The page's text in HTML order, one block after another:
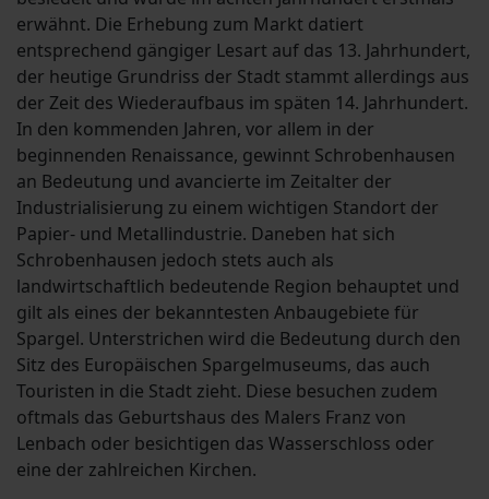
erwähnt. Die Erhebung zum Markt datiert
entsprechend gängiger Lesart auf das 13. Jahrhundert,
der heutige Grundriss der Stadt stammt allerdings aus
der Zeit des Wiederaufbaus im späten 14. Jahrhundert.
In den kommenden Jahren, vor allem in der
beginnenden Renaissance, gewinnt Schrobenhausen
an Bedeutung und avancierte im Zeitalter der
Industrialisierung zu einem wichtigen Standort der
Papier- und Metallindustrie. Daneben hat sich
Schrobenhausen jedoch stets auch als
landwirtschaftlich bedeutende Region behauptet und
gilt als eines der bekanntesten Anbaugebiete für
Spargel. Unterstrichen wird die Bedeutung durch den
Sitz des Europäischen Spargelmuseums, das auch
Touristen in die Stadt zieht. Diese besuchen zudem
oftmals das Geburtshaus des Malers Franz von
Lenbach oder besichtigen das Wasserschloss oder
eine der zahlreichen Kirchen.